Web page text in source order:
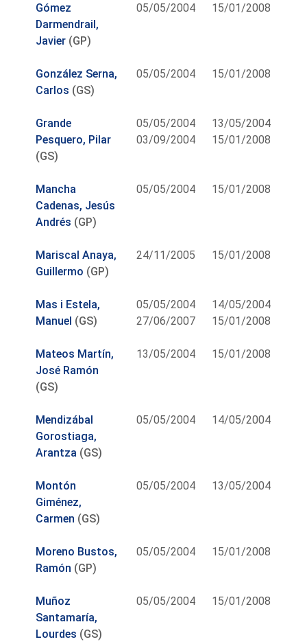
Gómez
Darmendrail,
Javier (GP)
05/05/2004 15/01/2008
González Serna,
Carlos (GS)
05/05/2004 15/01/2008
Grande
Pesquero, Pilar
(GS)
05/05/2004
03/09/2004
13/05/2004
15/01/2008
Mancha
Cadenas, Jesús
Andrés (GP)
05/05/2004 15/01/2008
Mariscal Anaya,
Guillermo (GP)
24/11/2005 15/01/2008
Mas i Estela,
Manuel (GS)
05/05/2004
27/06/2007
14/05/2004
15/01/2008
Mateos Martín,
José Ramón
(GS)
13/05/2004 15/01/2008
Mendizábal
Gorostiaga,
Arantza (GS)
05/05/2004 14/05/2004
Montón
Giménez,
Carmen (GS)
05/05/2004 13/05/2004
Moreno Bustos,
Ramón (GP)
05/05/2004 15/01/2008
Muñoz
Santamaría,
Lourdes (GS)
05/05/2004 15/01/2008